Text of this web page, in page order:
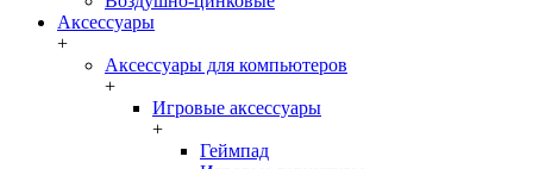
Аксессуары
+
Аксессуары для компьютеров
+
Игровые аксессуары
+
Геймпад